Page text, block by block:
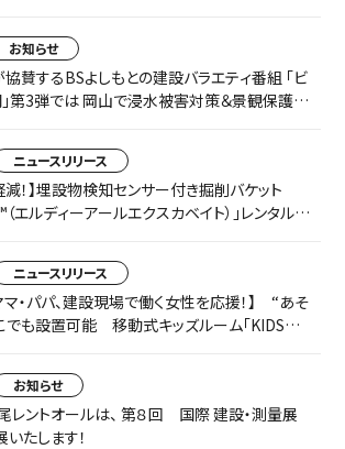
お知らせ
賛するBSよしもとの建設バラエティ番組 「ビ
」第3弾では 岡山で浸水被害対策＆景観保護共
ニュースリリース
！】埋設物検知センサー付き掘削バケット
エルディーアールエクスカベイト）」レンタルを
ニュースリリース
・パパ、建設現場で働く女性を応援！】 “あそ
でも設置可能 移動式キッズルーム「KIDS
お知らせ
レントオールは、 第８回 国際 建設・測量展
いたします！